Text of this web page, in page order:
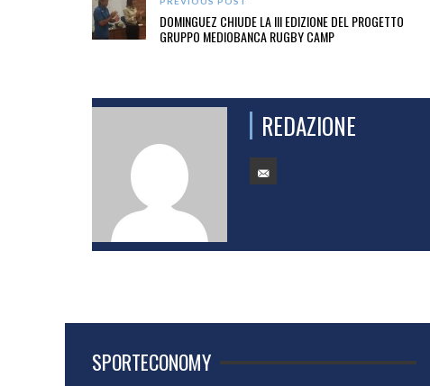
DOMINGUEZ CHIUDE LA III EDIZIONE DEL PROGETTO
GRUPPO MEDIOBANCA RUGBY CAMP
REDAZIONE
SPORTECONOMY